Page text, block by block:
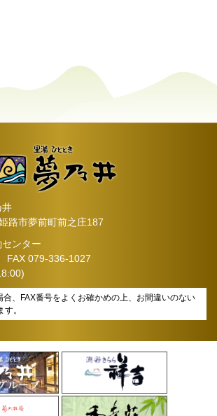
路市夢前町前之庄187
ンター
FAX 079-336-1027
、FAX番号をよくお確かめの上、お間違いのない
。